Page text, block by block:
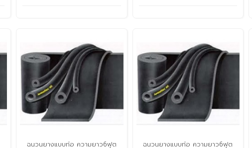
ฉนวนยางแบบท่อ ความยาว6ฟุต
ฉนวนยางแบบท่อ ความยาว6ฟุต